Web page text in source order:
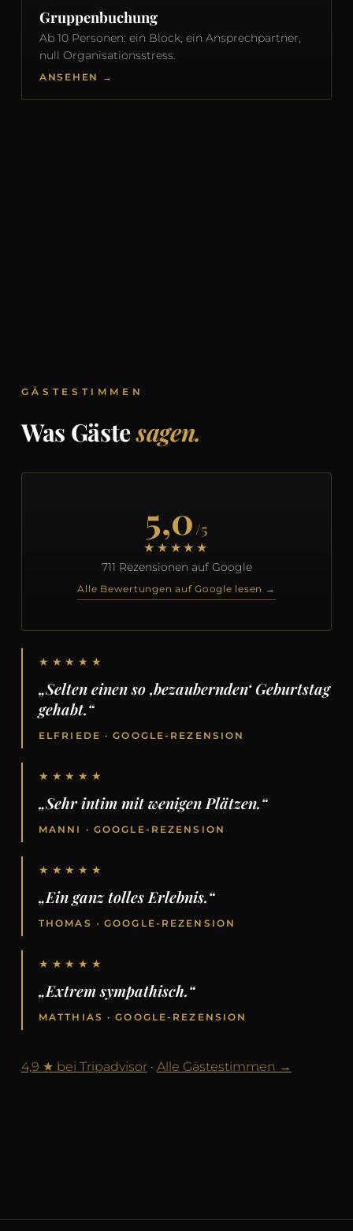
Gruppenbuchung
Ab 10 Personen: ein Block, ein Ansprechpartner,
null Organisationsstress.
ANSEHEN →
GÄSTESTIMMEN
Was Gästesagen.
5,0 /5
★★★★★
711 Rezensionen auf Google
Alle Bewertungen auf Google lesen →
★★★★★
„Selten einen so ‚bezaubernden‘ Geburtstag
gehabt.“
ELFRIEDE · GOOGLE-REZENSION
★★★★★
„Sehr intim mit wenigen Plätzen.“
MANNI · GOOGLE-REZENSION
★★★★★
„Ein ganz tolles Erlebnis.“
THOMAS · GOOGLE-REZENSION
★★★★★
„Extrem sympathisch.“
MATTHIAS · GOOGLE-REZENSION
4,9 ★ bei Tripadvisor· Alle Gästestimmen →